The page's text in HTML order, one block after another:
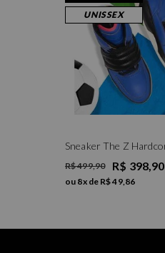
UNISSEX
R$ 499,90 R$ 398,90
ou 8x de R$ 49,86